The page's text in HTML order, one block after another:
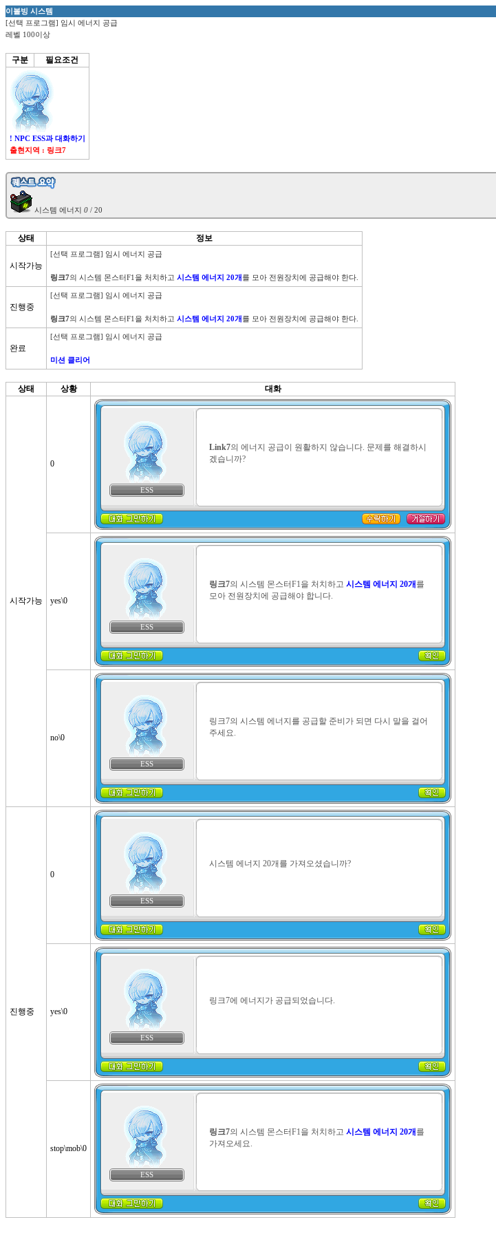
이볼빙 시스템
[선택 프로그램] 임시 에너지 공급
레벨 100이상
구분 필요조건
! NPC ESS과 대화하기
출현지역 : 링크7
시스템 에너지 0
상태 정보
시작가능
[선택 프로그램] 임시 에너지 공급
링크7의 시스템 몬스터F1을 처치하고 시스템 에너지 20개를 모아 전원장치에 공급해야 한다.
진행중
[선택 프로그램] 임시 에너지 공급
링크7의 시스템 몬스터F1을 처치하고 시스템 에너지 20개를 모아 전원장치에 공급해야 한다.
완료
[선택 프로그램] 임시 에너지 공급
미션 클리어
상태 상황 대화
시작가능
0
ESS
Link7의 에너지 공급이 원활하지 않습니다. 문제를 해결하시
겠습니까?
yes\0
ESS
링크7의 시스템 몬스터F1을 처치하고 시스템 에너지 20개 를
모아 전원장치에 공급해야 합니다.
no\0
ESS
링크7의 시스템 에너지를 공급할 준비가 되면 다시 말을 걸어
주세요.
진행중
0
ESS
시스템 에너지 20개를 가져오셨습니까?
yes\0
ESS
링크7에 에너지가 공급되었습니다.
stop\mob\0
ESS
링크7의 시스템 몬스터F1을 처치하고 시스템 에너지 20개 를
가져오세요.